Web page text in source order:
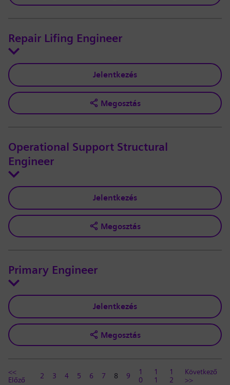
Repair Lifing Engineer
Jelentkezés
Megosztás
Operational Support Structural
Engineer
Jelentkezés
Megosztás
Primary Engineer
Jelentkezés
Megosztás
<<
Előző
2 3 4 5 6 7 8 9
1
0
1
1
1
2
Következő
>>